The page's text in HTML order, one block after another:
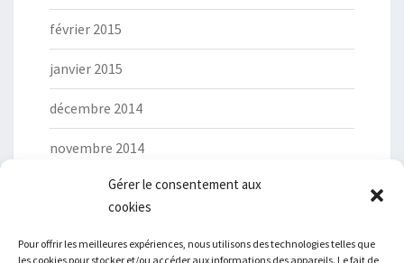
Gérer le consentement aux
cookies
Pour offrir les meilleures expériences, nous utilisons des technologies telles que
les cookies pour stocker et/ou accéder aux informations des appareils. Le fait de
février 2015
janvier 2015
décembre 2014
novembre 2014